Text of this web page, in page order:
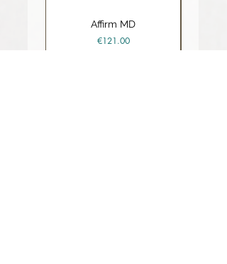
Affirm MD
Price
€121.00